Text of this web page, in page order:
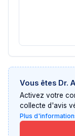
Vous êtes Dr.
Activez votre
collecte d'avis
Plus